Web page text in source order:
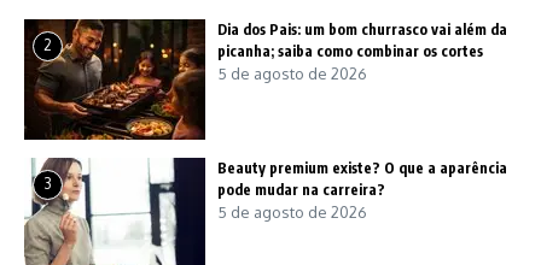
2
Dia dos Pais: um bom churrasco vai além da
picanha; saiba como combinar os cortes
5 de agosto de 2026
3
Beauty premium existe? O que a aparência
pode mudar na carreira?
5 de agosto de 2026